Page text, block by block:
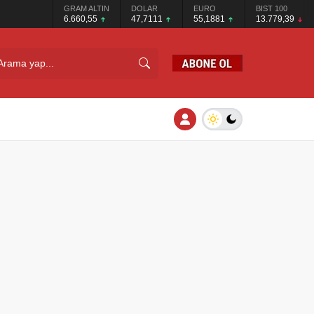
GRAM ALTIN
6.660,55
DOLAR
47,7111
EURO
55,1881
BIST 100
13.779,39